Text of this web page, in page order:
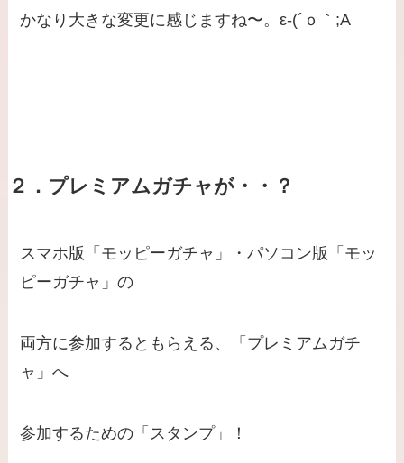
かなり大きな変更に感じますね〜。ε-(´ｏ｀;A
２． プレミアムガチャが・・？
スマホ版「モッピーガチャ」・パソコン版「モッ
ピーガチャ」の
両方に参加するともらえる、「プレミアムガチ
ャ」へ
参加するための「スタンプ」！